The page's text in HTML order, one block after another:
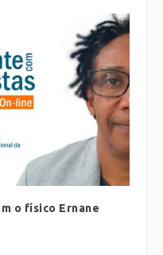
o físico Ernane